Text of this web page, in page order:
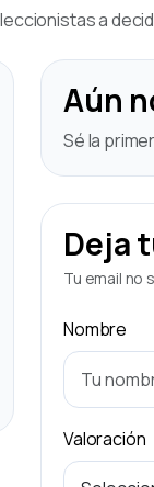
a
Aún
Sé la
Deja
Tu email no
Nombre
Valoración